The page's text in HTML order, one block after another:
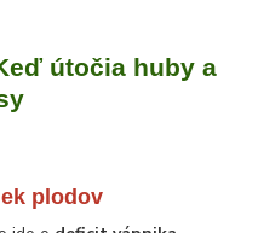
útočia huby a
plodov